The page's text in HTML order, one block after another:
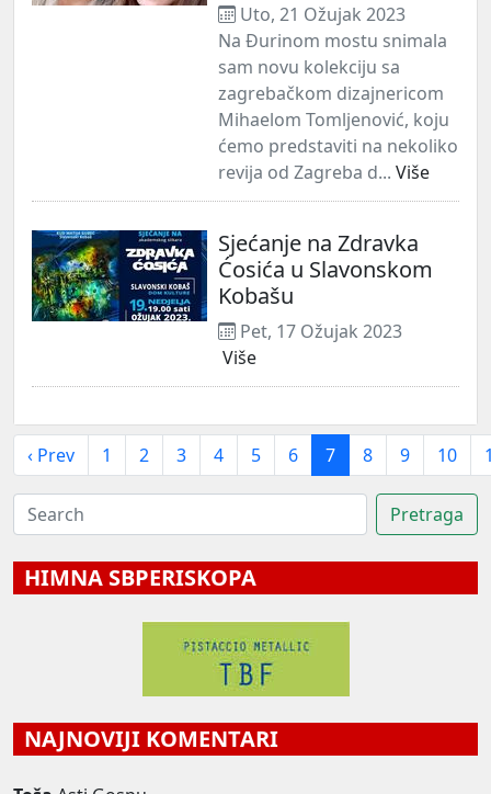
Uto, 21 Ožujak 2023
Na Đurinom mostu snimala
sam novu kolekciju sa
zagrebačkom dizajnericom
Mihaelom Tomljenović, koju
ćemo predstaviti na nekoliko
revija od Zagreba d... Više
Sjećanje na Zdravka
Ćosića u Slavonskom
Kobašu
Pet, 17 Ožujak 2023
Više
‹ Prev 1 2 3 4 5 6 7 8 9 10
HIMNA SBPERISKOPA
NAJNOVIJI KOMENTARI